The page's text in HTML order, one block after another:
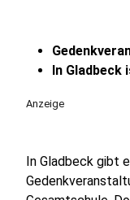
In Gladbeck
Anzeige
In Gladbeck gibt